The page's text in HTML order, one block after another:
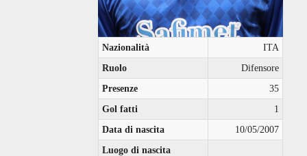
Nazionalità
ITA
Ruolo
Difensore
Presenze
35
Gol fatti
1
Data di nascita
10/05/2007
Luogo di nascita